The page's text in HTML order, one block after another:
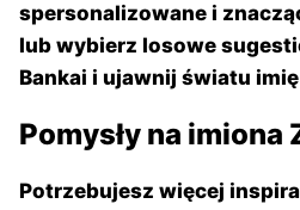
spersonalizowane i
lub wybierz losowe
Bankai i ujawnij światu
Pomysły na imiona
Potrzebujesz więcej